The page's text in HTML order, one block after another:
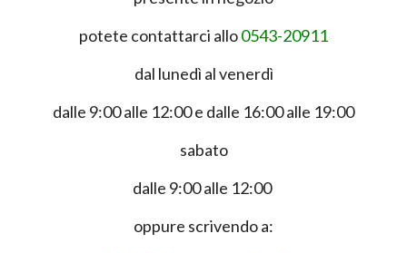
potete contattarci allo0543-20911
dal lunedì al venerdì
dalle 9:00 alle 12:00 e dalle 16:00 alle 19:00
sabato
dalle 9:00 alle 12:00
oppure scrivendo a: